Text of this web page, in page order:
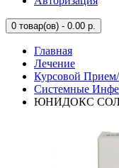
0 товар(ов) - 0.00 р.
Главная
Лечение
Курсовой
Системные
ЮНИДОКС